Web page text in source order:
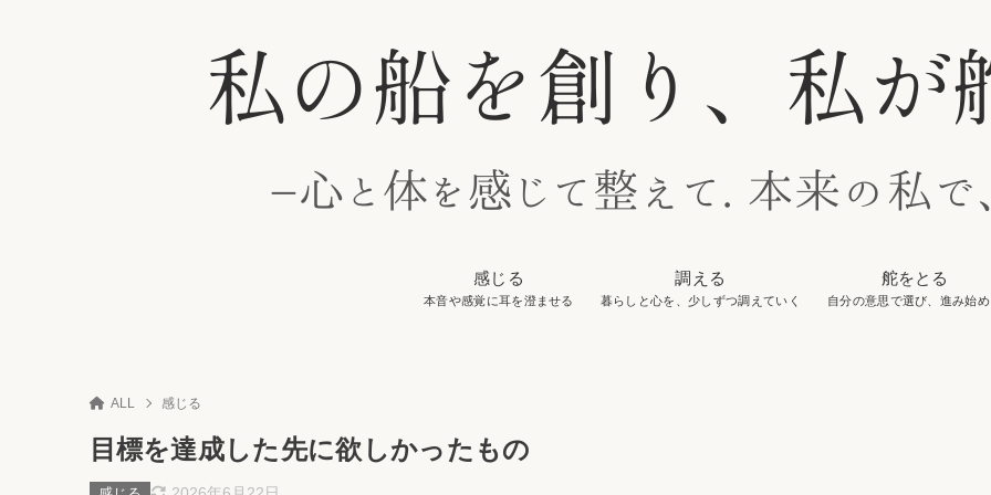
感じる
本音や感覚に耳を澄ませる
調える
暮らしと心を、少しずつ調えていく
舵をとる
自分の意思で選び、進み始
ALL 感じる
目標を達成した先に欲しかったもの